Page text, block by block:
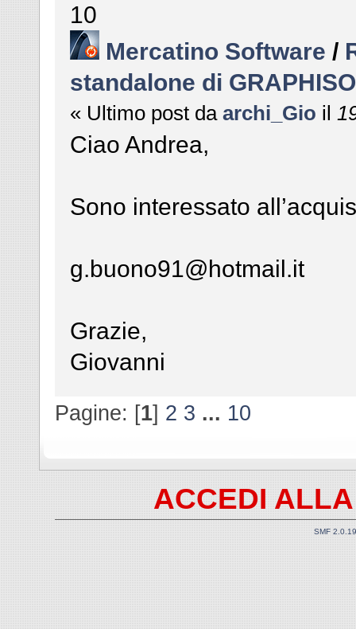
10
Mercatino Software /
standalone di
« Ultimo post da archi_Gio il
Ciao Andrea,
Sono interessato
g.buono91@hotmail.it
Grazie,
Giovanni
Pagine: [1] 2 3 ... 10
ACCEDI
SMF 2.0.19